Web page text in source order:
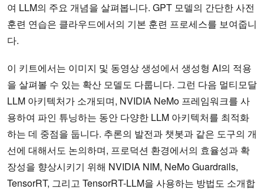
여 LLM의 주요 개념을 살펴봅니다. GPT 모델의 간단한 사전
훈련 연습은 클라우드에서의 기본 훈련 프로세스를 보여줍니
다.
이 키트에서는 이미지 및 동영상 생성에서 생성형 AI의 적용
을 살펴볼 수 있는 확산 모델도 다룹니다. 그런 다음 멀티모달
LLM 아키텍처가 소개되며, NVIDIA NeMo 프레임워크를 사
용하여 파인 튜닝하는 동안 다양한 LLM 아키텍처를 최적화
하는 데 중점을 둡니다. 추론의 발전과 챗봇과 같은 도구의 개
선에 대해서도 논의하며, 프로덕션 환경에서의 효율성과 확
장성을 향상시키기 위해 NVIDIA NIM, NeMo Guardrails,
TensorRT, 그리고 TensorRT-LLM을 사용하는 방법도 소개합